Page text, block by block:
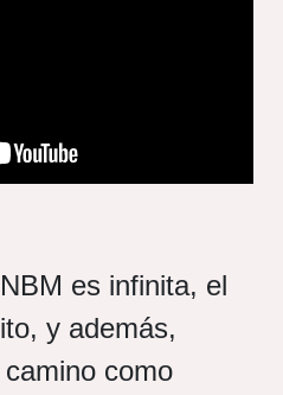
es infinita, el
y además,
como